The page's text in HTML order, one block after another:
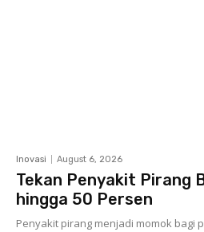
Inovasi August 6, 2026
Tekan Penyakit Pirang
hingga 50 Persen
Penyakit pirang menjadi momok bagi